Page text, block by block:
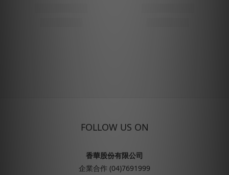
FOLLOW US ON
香華股份有限公司
企業合作 (04)7691999